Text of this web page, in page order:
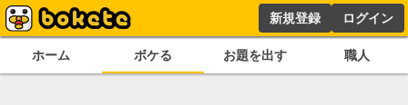
新規登録 ログイン
ホーム ボケる お題を出す 職人